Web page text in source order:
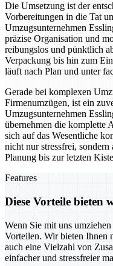
Die Umsetzung ist der
Vorbereitungen in die Tat
Umzugsunternehmen
präzise Organisation und
reibungslos und pünktlich
Verpackung bis hin zum
läuft nach Plan und unter
Gerade bei komplexen
Firmenumzügen, ist ein
Umzugsunternehmen
übernehmen die komplette
sich auf das Wesentliche
nicht nur stressfrei,
Planung bis zur letzten
Features
Diese Vorteile bieten
Wenn Sie mit uns
Vorteilen. Wir bieten Ihnen
auch eine Vielzahl von
einfacher und stressfreier